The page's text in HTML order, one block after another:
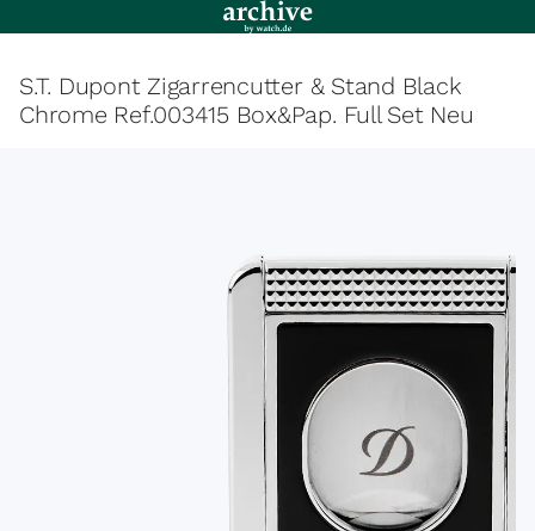
S.T. Dupont Zigarrencutter & Stand Black
Chrome Ref.003415 Box&Pap. Full Set Neu